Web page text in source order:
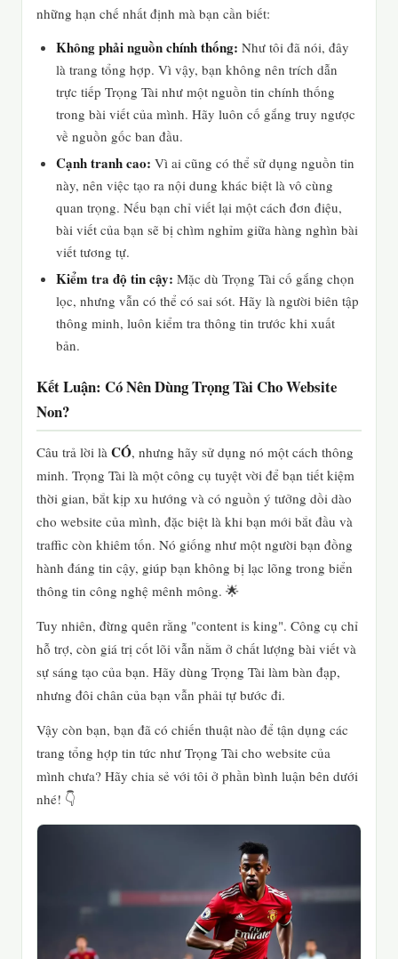
những hạn chế nhất định mà bạn cần biết:
Không phải nguồn chính thống: Như tôi đã nói, đây
là trang tổng hợp. Vì vậy, bạn không nên trích dẫn
trực tiếp Trọng Tài như một nguồn tin chính thống
trong bài viết của mình. Hãy luôn cố gắng truy ngược
về nguồn gốc ban đầu.
Cạnh tranh cao: Vì ai cũng có thể sử dụng nguồn tin
này, nên việc tạo ra nội dung khác biệt là vô cùng
quan trọng. Nếu bạn chỉ viết lại một cách đơn điệu,
bài viết của bạn sẽ bị chìm nghỉm giữa hàng nghìn bài
viết tương tự.
Kiểm tra độ tin cậy: Mặc dù Trọng Tài cố gắng chọn
lọc, nhưng vẫn có thể có sai sót. Hãy là người biên tập
thông minh, luôn kiểm tra thông tin trước khi xuất
bản.
Kết Luận: Có Nên Dùng Trọng Tài Cho Website
Non?
Câu trả lời là CÓ, nhưng hãy sử dụng nó một cách thông
minh. Trọng Tài là một công cụ tuyệt vời để bạn tiết kiệm
thời gian, bắt kịp xu hướng và có nguồn ý tưởng dồi dào
cho website của mình, đặc biệt là khi bạn mới bắt đầu và
traffic còn khiêm tốn. Nó giống như một người bạn đồng
hành đáng tin cậy, giúp bạn không bị lạc lõng trong biển
thông tin công nghệ mênh mông. 🌟
Tuy nhiên, đừng quên rằng "content is king". Công cụ chỉ
hỗ trợ, còn giá trị cốt lõi vẫn nằm ở chất lượng bài viết và
sự sáng tạo của bạn. Hãy dùng Trọng Tài làm bàn đạp,
nhưng đôi chân của bạn vẫn phải tự bước đi.
Vậy còn bạn, bạn đã có chiến thuật nào để tận dụng các
trang tổng hợp tin tức như Trọng Tài cho website của
mình chưa? Hãy chia sẻ với tôi ở phần bình luận bên dưới
nhé! 👇